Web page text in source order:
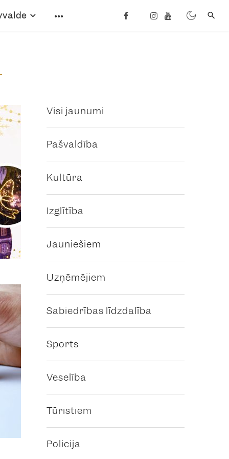
Visi jaunumi
Pašvaldība
Kultūra
Izglītība
Jauniešiem
Uzņēmējiem
Sabiedrības līdzdalība
Sports
Veselība
Tūristiem
Policija